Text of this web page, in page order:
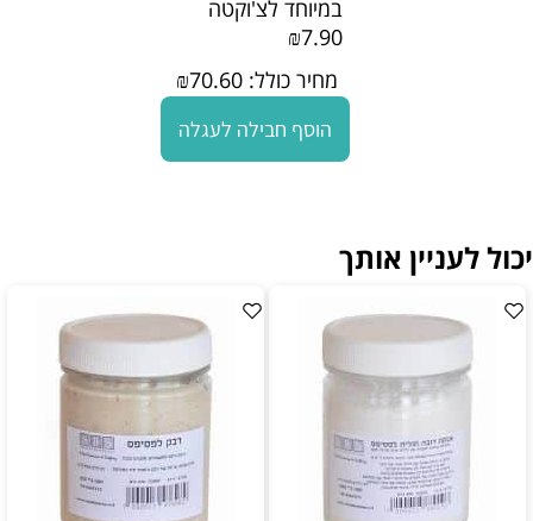
במיוחד לצ'וקטה
₪7.90
מחיר כולל: ₪70.60
הוסף חבילה לעגלה
יכול לעניין אותך